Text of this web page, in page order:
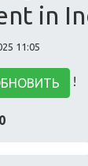
in
11:05
!